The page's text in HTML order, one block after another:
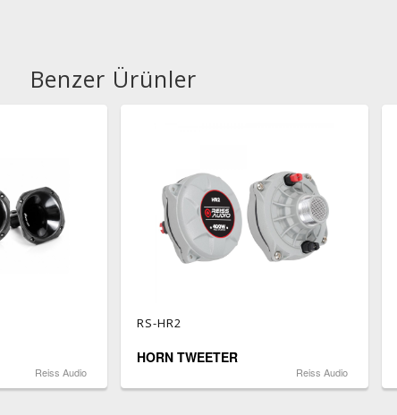
Benzer Ürünler
Reiss Audio
RS-HR2
HORN TWEETER
Reiss Audio